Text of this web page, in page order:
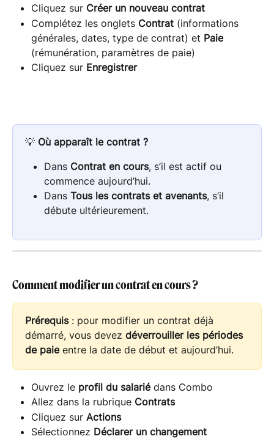
Cliquez sur Créer un nouveau contrat
Complétez les onglets Contrat (informations
générales, dates, type de contrat) et Paie
(rémunération, paramètres de paie)
Cliquez sur Enregistrer
💡 Où apparaît le contrat ?
Dans Contrat en cours, s’il est actif ou
commence aujourd’hui.
Dans Tous les contrats et avenants, s’il
débute ultérieurement.
Comment modifier un contrat en cours ?
Prérequis : pour modifier un contrat déjà
démarré, vous devez déverrouiller les périodes
de paie entre la date de début et aujourd’hui.
Ouvrez le profil du salarié dans Combo
Allez dans la rubrique Contrats
Cliquez sur Actions
Sélectionnez Déclarer un changement